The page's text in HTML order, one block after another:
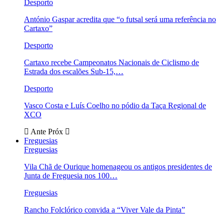
Desporto
António Gaspar acredita que “o futsal será uma referência no
Cartaxo”
Desporto
Cartaxo recebe Campeonatos Nacionais de Ciclismo de
Estrada dos escalões Sub-15,…
Desporto
Vasco Costa e Luís Coelho no pódio da Taça Regional de
XCO
Ante Próx
Freguesias
Freguesias
Vila Chã de Ourique homenageou os antigos presidentes de
Junta de Freguesia nos 100…
Freguesias
Rancho Folclórico convida a “Viver Vale da Pinta”